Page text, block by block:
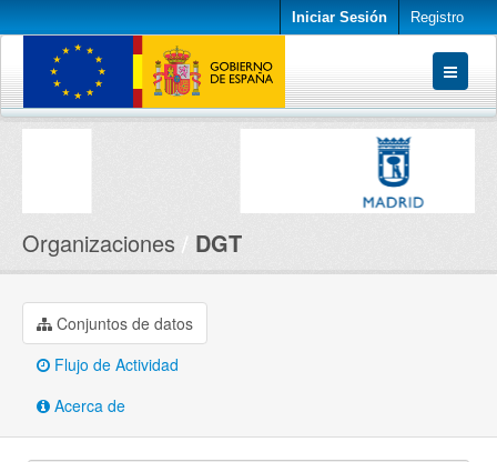
Iniciar Sesión Registro
Conjuntos de datos
Organizaciones DGT
Conjuntos de datos
Flujo de Actividad
Acerca de